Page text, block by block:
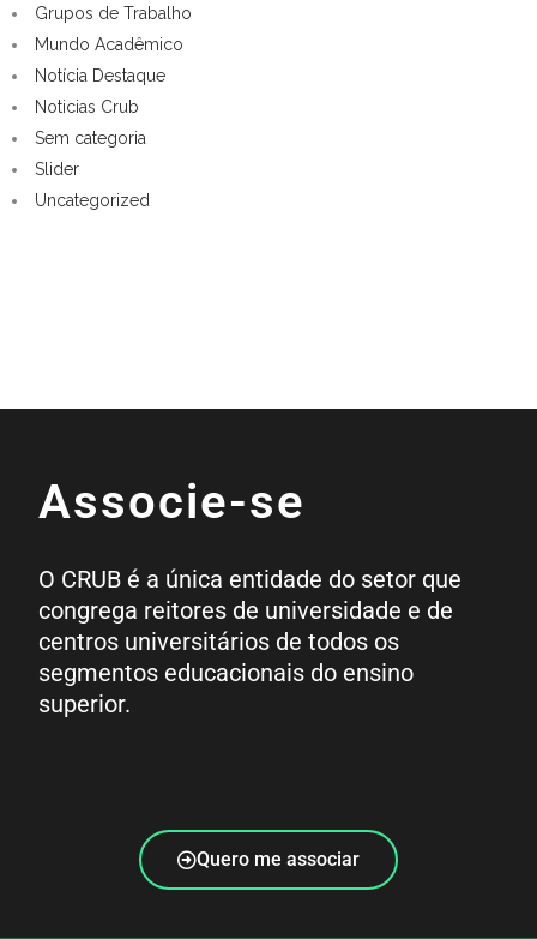
Grupos de Trabalho
Mundo Acadêmico
Notícia Destaque
Noticias Crub
Sem categoria
Slider
Uncategorized
Associe-se
O CRUB é a única entidade do setor que
congrega reitores de universidade e de
centros universitários de todos os
segmentos educacionais do ensino
superior.
Quero me associar